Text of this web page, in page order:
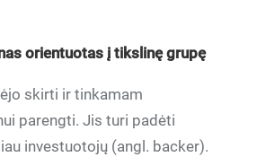
orientuotas į tikslinę grupę
skirti ir tinkamam
parengti. Jis turi padėti
investuotojų (angl. backer).